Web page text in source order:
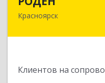
Красноярск
Клиентов на
660064,